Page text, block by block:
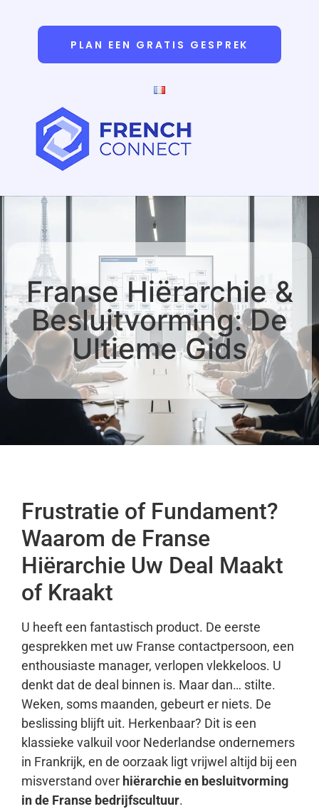
PLAN EEN GRATIS GESPREK
Franse Hiërarchie &
Besluitvorming: De
Ultieme Gids
Frustratie of Fundament?
Waarom de Franse
Hiërarchie Uw Deal Maakt
of Kraakt
U heeft een fantastisch product. De eerste
gesprekken met uw Franse contactpersoon, een
enthousiaste manager, verlopen vlekkeloos. U
denkt dat de deal binnen is. Maar dan… stilte.
Weken, soms maanden, gebeurt er niets. De
beslissing blijft uit. Herkenbaar? Dit is een
klassieke valkuil voor Nederlandse ondernemers
in Frankrijk, en de oorzaak ligt vrijwel altijd bij een
misverstand over hiërarchie en besluitvorming
in de Franse bedrijfscultuur.